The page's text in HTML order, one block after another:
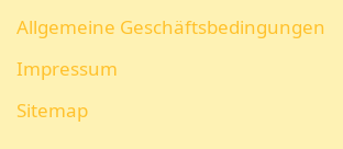
Allgemeine Geschäftsbedingungen
Impressum
Sitemap